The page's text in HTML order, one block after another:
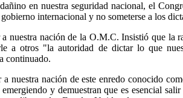
en nuestra seguridad nacional, el
internacional y no someterse a los
nación de la O.M.C. Insistió que la
a otros "la autoridad de dictar lo que
continuado.
nuestra nación de este enredo conocido
y demuestran que es esencial